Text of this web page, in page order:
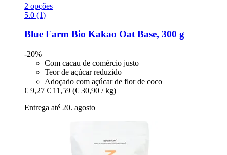
2 opções
5.0 (1)
Blue Farm Bio Kakao Oat Base, 300 g
-20%
Com cacau de comércio justo
Teor de açúcar reduzido
Adoçado com açúcar de flor de coco
€ 9,27 € 11,59 (€ 30,90 / kg)
Entrega até 20. agosto